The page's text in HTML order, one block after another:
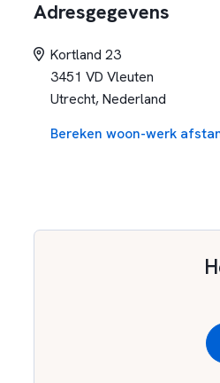
Adresgegevens
Kortland 23
3451 VD Vleuten
Utrecht, Nederland
Bereken woon-werk